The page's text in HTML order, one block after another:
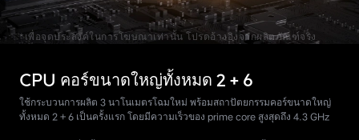
*เพื่อจุดประสงค์ในการโฆษณาเท่านั้น โปรดอ้างอิงจากผลิตภัณฑ์จริง
CPU คอร์ขนาดใหญ่ทั้งหมด 2 + 6
ใช้กระบวนการผลิต 3 นาโนเมตรโฉมใหม่ พร้อมสถาปัตยกรรมคอร์ขนาดใหญ่
ทั้งหมด 2 + 6 เป็นครั้งแรก โดยมีความเร็วของ prime core สูงสุดถึง 4.3 GHz